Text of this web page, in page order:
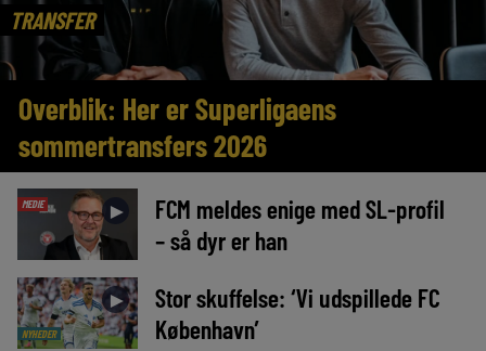
TRANSFER
Overblik: Her er Superligaens
sommertransfers 2026
MEDIE ►
FCM meldes enige med SL-profil
– så dyr er han
NYHEDER
►
Stor skuffelse: ‘Vi udspillede FC
København’